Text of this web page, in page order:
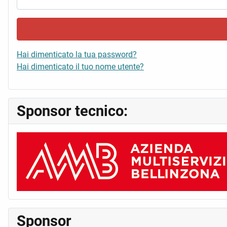
Hai dimenticato la tua password?
Hai dimenticato il tuo nome utente?
Sponsor tecnico:
Sponsor